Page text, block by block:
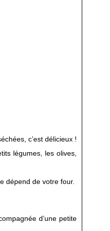
c’est délicieux !
légumes, les olives,
dépend de votre four.
d’une petite